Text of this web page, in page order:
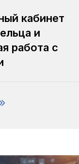
кабинет
и
работа с